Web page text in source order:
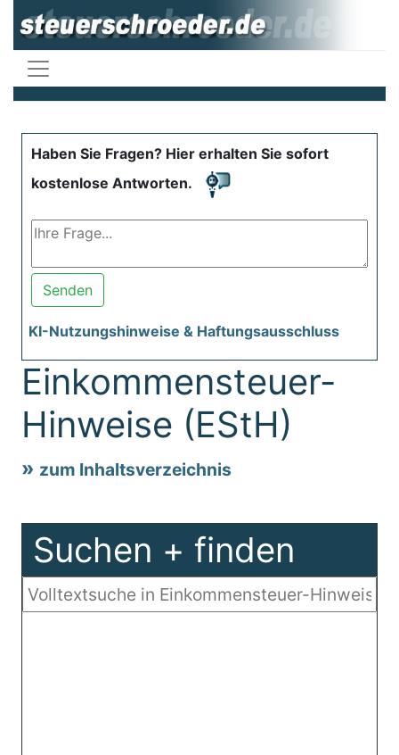
Haben Sie Fragen? Hier erhalten Sie sofort
kostenlose Antworten.
Senden
KI-Nutzungshinweise & Haftungsausschluss
Einkommensteuer-
Hinweise (EStH)
zum Inhaltsverzeichnis
Suchen + finden